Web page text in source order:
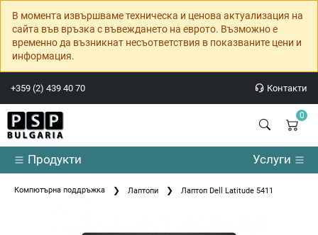
В момента извършваме техническа и ценова актуализация на
сайта във връзка с въвеждането на еврото. Възможно е
временно да възникнат несъответствия в показваните цени и
информация.
+359 (2) 439 40 70 Контакти
0
Продукти Услуги
Компютърна поддръжка Лаптопи Лаптоп Dell Latitude 5411